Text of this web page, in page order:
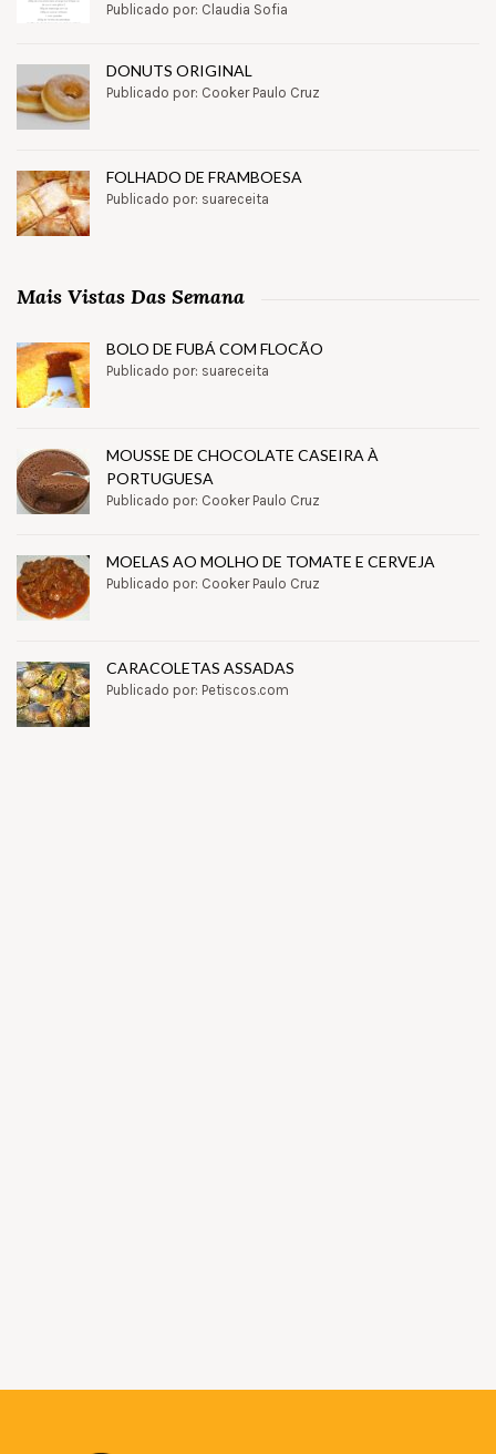
Publicado por: Claudia Sofia
DONUTS ORIGINAL
Publicado por: Cooker Paulo Cruz
FOLHADO DE FRAMBOESA
Publicado por: suareceita
Mais Vistas Das Semana
BOLO DE FUBÁ COM FLOCÃO
Publicado por: suareceita
MOUSSE DE CHOCOLATE CASEIRA À
PORTUGUESA
Publicado por: Cooker Paulo Cruz
MOELAS AO MOLHO DE TOMATE E CERVEJA
Publicado por: Cooker Paulo Cruz
CARACOLETAS ASSADAS
Publicado por: Petiscos.com